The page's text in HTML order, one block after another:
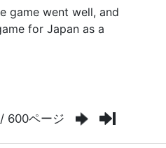
/ 600ページ